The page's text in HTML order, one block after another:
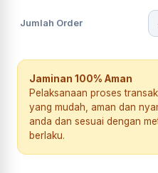
Jumlah Order
Jaminan 100% Aman
Pelaksanaan proses
yang mudah, aman dan
anda dan sesuai dengan
berlaku.